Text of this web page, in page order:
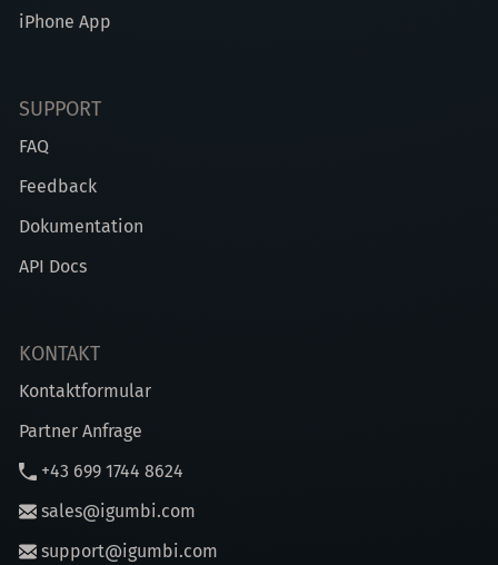
iPhone App
SUPPORT
FAQ
Feedback
Dokumentation
API Docs
KONTAKT
Kontaktformular
Partner Anfrage
+43 699 1744 8624
sales@igumbi.com
support@igumbi.com